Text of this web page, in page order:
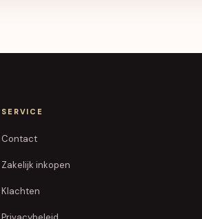
SERVICE
Contact
Zakelijk inkopen
Klachten